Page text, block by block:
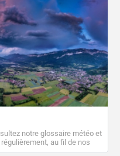
notre glossaire météo et
au fil de nos
des liens utiles vers nos